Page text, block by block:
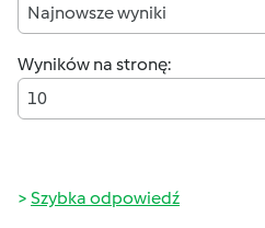
Najnowsze wyniki
Wyników na stronę:
10
Szybka odpowiedź